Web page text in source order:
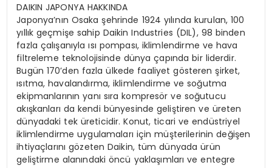
DAIKIN JAPONYA HAKKINDA
Japonya’nın Osaka şehrinde 1924 yılında kurulan, 100
yıllık geçmişe sahip Daikin Industries (DIL), 98 binden
fazla çalışanıyla ısı pompası, iklimlendirme ve hava
filtreleme teknolojisinde dünya çapında bir liderdir.
Bugün 170’den fazla ülkede faaliyet gösteren şirket,
ısıtma, havalandırma, iklimlendirme ve soğutma
ekipmanlarının yanı sıra kompresör ve soğutucu
akışkanları da kendi bünyesinde geliştiren ve üreten
dünyadaki tek üreticidir. Konut, ticari ve endüstriyel
iklimlendirme uygulamaları için müşterilerinin değişen
ihtiyaçlarını gözeten Daikin, tüm dünyada ürün
geliştirme alanındaki öncü yaklaşımları ve entegre